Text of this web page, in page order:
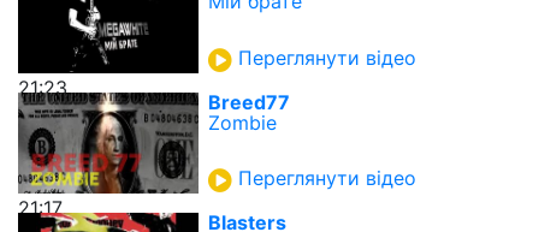
21:23
Переглянути відео
21:17
Breed77
Zombie
Переглянути відео
Blasters